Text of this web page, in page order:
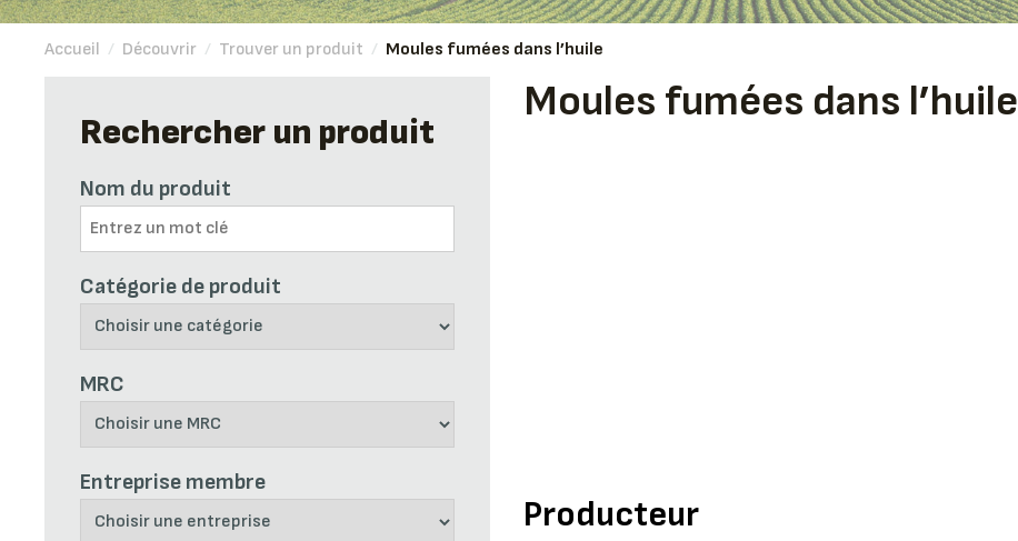
Accueil / Découvrir / Trouver un produit / Moules fumées dans l’huile
Rechercher un produit
Nom du produit
Catégorie de produit
MRC
Entreprise membre
Moules fumées dans l’huile
Producteur